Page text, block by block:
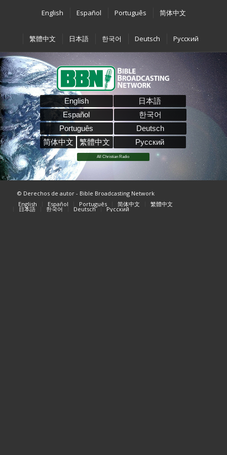
English Español Português 简体中文
繁體中文 日本語 한국어 Deutsch Pусский
English
Español
Português
简体中文
繁體中文
日本語
한국어
Deutsch
Pусский
All Christian Radio
© Derechos de autor - Bible Broadcasting Network
English
Español Português 简体中文 繁體中文
日本語 한국어 Deutsch Pусский